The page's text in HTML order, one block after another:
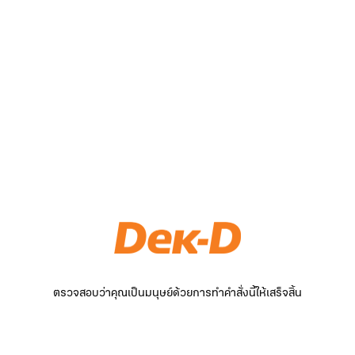
ตรวจสอบว่าคุณเป็นมนุษย์ด้วยการทำคำสั่งนี้ให้เสร็จสิ้น